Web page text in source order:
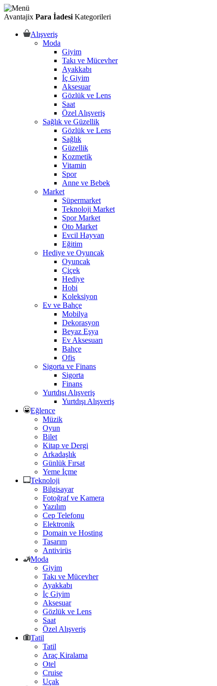
Avantajix Para İadesi Kategorileri
Alışveriş
Moda
Giyim
Takı ve Mücevher
Ayakkabı
İç Giyim
Aksesuar
Gözlük ve Lens
Saat
Özel Alışveriş
Sağlık ve Güzellik
Gözlük ve Lens
Sağlık
Güzellik
Kozmetik
Vitamin
Spor
Anne ve Bebek
Market
Süpermarket
Teknoloji Market
Spor Market
Oto Market
Evcil Hayvan
Eğitim
Hediye ve Oyuncak
Oyuncak
Çiçek
Hediye
Hobi
Koleksiyon
Ev ve Bahçe
Mobilya
Dekorasyon
Beyaz Eşya
Ev Aksesuarı
Bahçe
Ofis
Sigorta ve Finans
Sigorta
Finans
Yurtdışı Alışveriş
Yurtdışı Alışveriş
Eğlence
Müzik
Oyun
Bilet
Kitap ve Dergi
Arkadaşlık
Günlük Fırsat
Yeme İçme
Teknoloji
Bilgisayar
Fotoğraf ve Kamera
Yazılım
Cep Telefonu
Elektronik
Domain ve Hosting
Tasarım
Antivirüs
Moda
Giyim
Takı ve Mücevher
Ayakkabı
İç Giyim
Aksesuar
Gözlük ve Lens
Saat
Özel Alışveriş
Tatil
Tatil
Araç Kiralama
Otel
Cruise
Uçak